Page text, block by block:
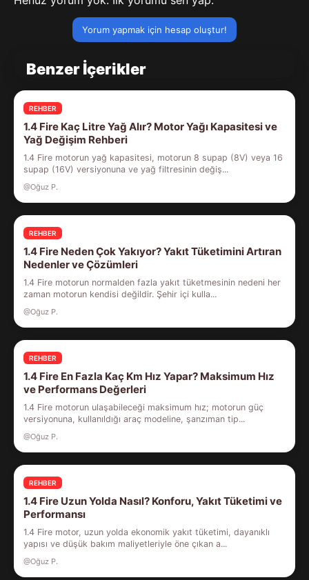
Yorum yapmak için hesap oluştur!
Benzer İçerikler
REHBER
1.4 Fire Kaç Litre Yağ Alır? Motor Yağı Kapasitesi ve
Yağ Değişim Rehberi
1.4 Fire motorun yağ kapasitesi, motorun 8 supap (8V) veya 16
supap (16V) versiyonuna ve yağ filtresinin değiş...
@Oğuz P.
REHBER
1.4 Fire Neden Çok Yakıyor? Yakıt Tüketimini Artıran
Nedenler ve Çözümleri
1.4 Fire motorun normalden fazla yakıt tüketmesinin nedeni her
zaman motorun kendisi değildir. Şehir içi kulla...
@Oğuz P.
REHBER
1.4 Fire En Fazla Kaç Km Hız Yapar? Maksimum Hız
ve Performans Değerleri
1.4 Fire motorun ulaşabileceği maksimum hız; motorun güç
versiyonuna, kullanıldığı araç modeline, şanzıman tip...
@Oğuz P.
REHBER
1.4 Fire Uzun Yolda Nasıl? Konforu, Yakıt Tüketimi ve
Performansı
1.4 Fire motor, uzun yolda ekonomik yakıt tüketimi, dayanıklı
yapısı ve düşük bakım maliyetleriyle öne çıkan a...
@Oğuz P.